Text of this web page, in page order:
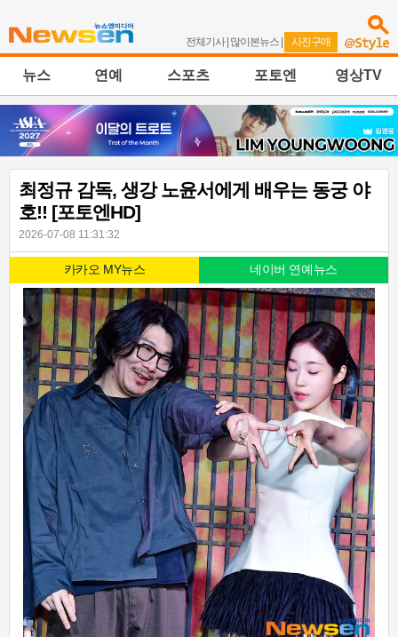
전체기사| 많이본뉴스 | 사진구매
뉴스 연예 스포츠 포토엔 영상TV
최정규 감독, 생강 노윤서에게 배우는 동궁 야
호!! [포토엔HD]
2026-07-08 11:31:32
카카오 MY뉴스 네이버 연예뉴스